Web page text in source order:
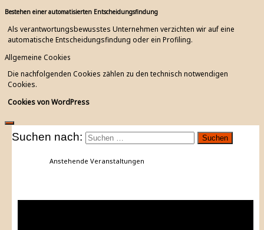
Bestehen einer automatisierten Entscheidungsfindung
Als verantwortungsbewusstes Unternehmen verzichten wir auf eine
automatische Entscheidungsfindung oder ein Profiling.
Allgemeine Cookies
Die nachfolgenden Cookies zählen zu den technisch notwendigen
Cookies.
Cookies von WordPress
Suchen nach:
Anstehende Veranstaltungen